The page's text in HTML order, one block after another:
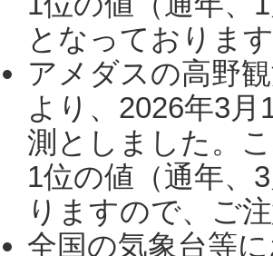
となっておりま
アメダスの高野
より、2026年3
測としました。
1位の値（通年、
りますので、ご
全国の気象台等